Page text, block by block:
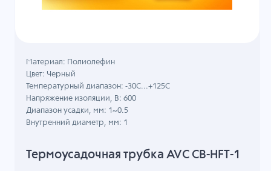
Термоусадочная трубка AVC CB-HFT-1
Материал: Полиолефин
Цвет: Черный
Температурный диапазон: -30C...+125C
Напряжение изоляции, В: 600
Диапазон усадки, мм: 1~0.5
Внутренний диаметр, мм: 1